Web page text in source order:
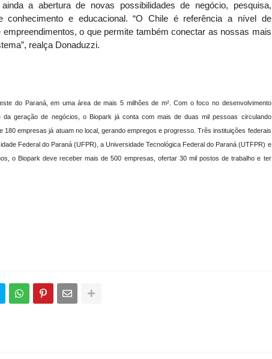
a abertura de novas possibilidades de negócio, pesquisa,
conhecimento e educacional. “O Chile é referência a nível de
o que permite também conectar as nossas mais
realça Donaduzzi.
do Paraná, em uma área de mais 5 milhões de m². Com o foco no desenvolvimento
geração de negócios, o Biopark já conta com mais de duas mil pessoas circulando
180 empresas já atuam no local, gerando empregos e progresso. Três instituições federais
Federal do Paraná (UFPR), a Universidade Tecnológica Federal do Paraná (UTFPR) e
o Biopark deve receber mais de 500 empresas, ofertar 30 mil postos de trabalho e ter